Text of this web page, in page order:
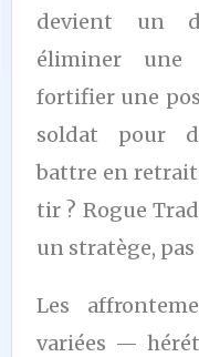
devient un
éliminer une
fortifier une
soldat pour
battre en
tir ? Rogue
un stratège,
Les
variées —